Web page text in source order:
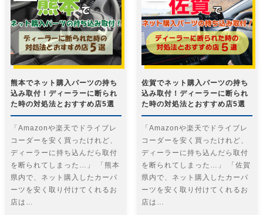
熊本でネット購入パーツの持ち
込み取付！ディーラーに断られ
た時の対処法とおすすめ店5選
「Amazonや楽天でドライブレ
コーダーを安く買ったけれど、
ディーラーに持ち込んだら取付
を断られてしまった…」 「熊本
県内で、ネット購入したカーパ
ーツを安く取り付けてくれるお
店は…
佐賀でネット購入パーツの持ち
込み取付！ディーラーに断られ
た時の対処法とおすすめ店5選
「Amazonや楽天でドライブレ
コーダーを安く買ったけれど、
ディーラーに持ち込んだら取付
を断られてしまった…」 「佐賀
県内で、ネット購入したカーパ
ーツを安く取り付けてくれるお
店は…